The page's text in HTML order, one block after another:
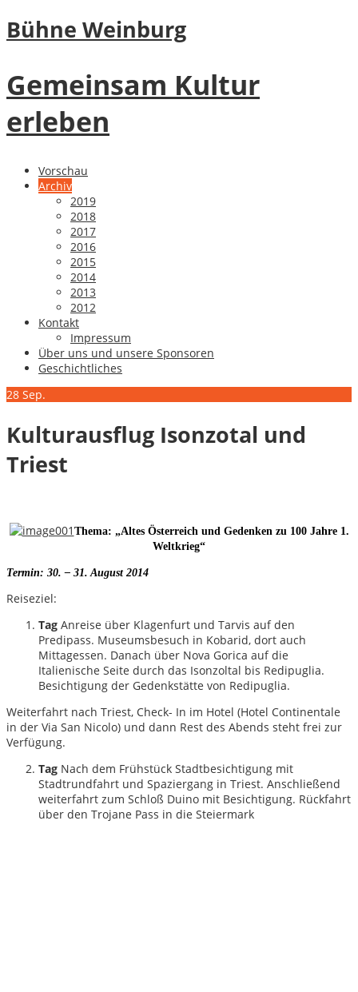
Bühne Weinburg
Gemeinsam Kultur
erleben
Vorschau
Archiv
2019
2018
2017
2016
2015
2014
2013
2012
Kontakt
Impressum
Über uns und unsere Sponsoren
Geschichtliches
28 Sep.
Kulturausflug Isonzotal und
Triest
Thema: „Altes Österreich und Gedenken zu 100 Jahre 1.
Weltkrieg“
Termin: 30. – 31. August 2014
Reiseziel:
Tag Anreise über Klagenfurt und Tarvis auf den
Predipass. Museumsbesuch in Kobarid, dort auch
Mittagessen. Danach über Nova Gorica auf die
Italienische Seite durch das Isonzoltal bis Redipuglia.
Besichtigung der Gedenkstätte von Redipuglia.
Weiterfahrt nach Triest, Check- In im Hotel (Hotel Continentale
in der Via San Nicolo) und dann Rest des Abends steht frei zur
Verfügung.
Tag Nach dem Frühstück Stadtbesichtigung mit
Stadtrundfahrt und Spaziergang in Triest. Anschließend
weiterfahrt zum Schloß Duino mit Besichtigung. Rückfahrt
über den Trojane Pass in die Steiermark